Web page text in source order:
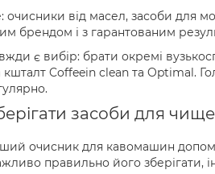
очисники від масел, засоби для
брендом і з гарантованим
є вибір: брати окремі
Coffeein clean та Optimal.
засоби для
очисник для кавомашин
правильно його зберігати,